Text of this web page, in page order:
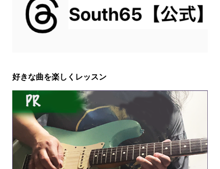
好きな曲を楽しくレッスン